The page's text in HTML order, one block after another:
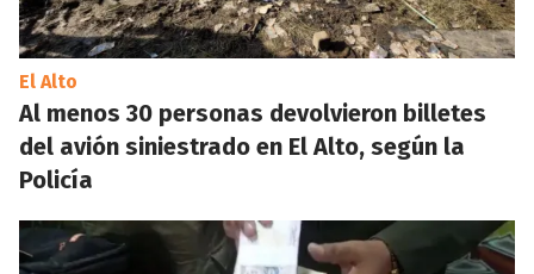
El Alto
Al menos 30 personas devolvieron billetes
del avión siniestrado en El Alto, según la
Policía